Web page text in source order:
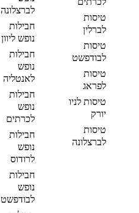
טיסות
לברלין
טיסות
לבודפשט
טיסות
לפראג
טיסות לניו
יורק
טיסות
לברצלונה
לברצלונה
חבילות
נופש ליוון
חבילות
נופש
לאנטליה
חבילות
נופש
לכרתים
חבילות
נופש
לרודוס
חבילות
נופש
לבודפשט